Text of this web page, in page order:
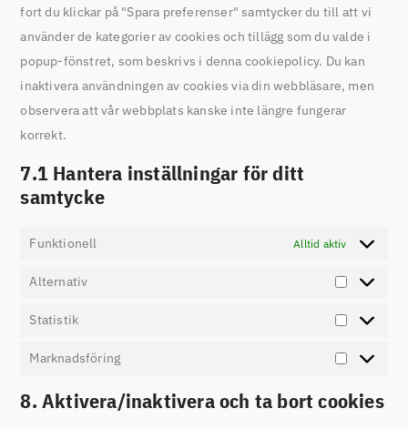
fort du klickar på "Spara preferenser" samtycker du till att vi
använder de kategorier av cookies och tillägg som du valde i
popup-fönstret, som beskrivs i denna cookiepolicy. Du kan
inaktivera användningen av cookies via din webbläsare, men
observera att vår webbplats kanske inte längre fungerar
korrekt.
7.1 Hantera inställningar för ditt
samtycke
Funktionell Alltid aktiv
Alternativ
Statistik
Marknadsföring
8. Aktivera/inaktivera och ta bort cookies